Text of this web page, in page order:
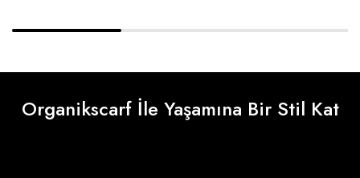
Organikscarf İle Yaşamına Bir Stil Kat